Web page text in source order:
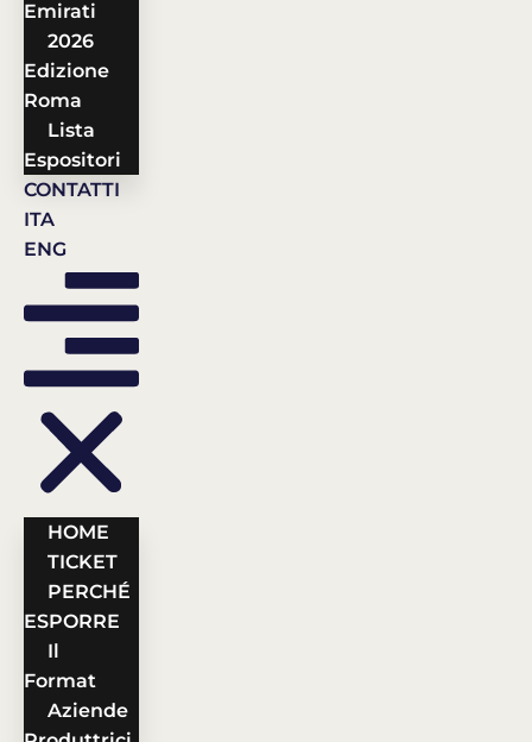
Emirati
2026
Edizione
Roma
Lista
Espositori
CONTATTI
ITA
ENG
HOME
TICKET
PERCHÉ
ESPORRE
Il
Format
Aziende